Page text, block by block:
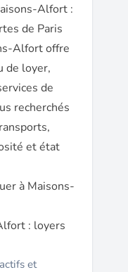
Alfort :
de Paris
Alfort offre
de loyer,
de
recherchés
et état
à Maisons-
: loyers
et